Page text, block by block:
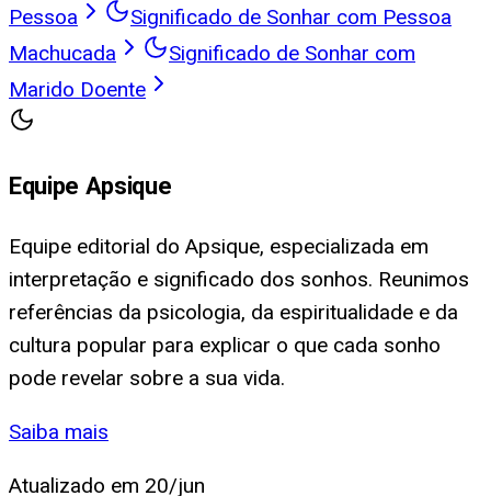
Pessoa
Significado de Sonhar com Pessoa
Machucada
Significado de Sonhar com
Marido Doente
Equipe Apsique
Equipe editorial do Apsique, especializada em
interpretação e significado dos sonhos. Reunimos
referências da psicologia, da espiritualidade e da
cultura popular para explicar o que cada sonho
pode revelar sobre a sua vida.
Saiba mais
Atualizado em 20/jun